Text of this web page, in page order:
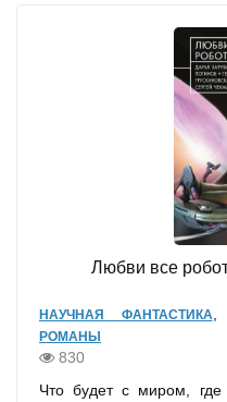
Любви все
НАУЧНАЯ ФАНТАСТИКА
РОМАНЫ
830
Что будет с миром,